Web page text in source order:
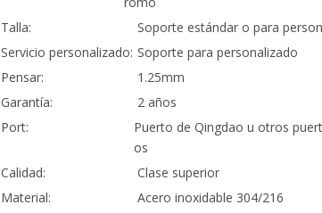
Talla:
Soporte estándar o para
Servicio personalizado: Soporte para personalizado
Pensar:
1.25mm
Garantía:
2 años
Port:
Puerto de Qingdao u otros
os
Calidad:
Clase superior
Material:
Acero inoxidable 304/216